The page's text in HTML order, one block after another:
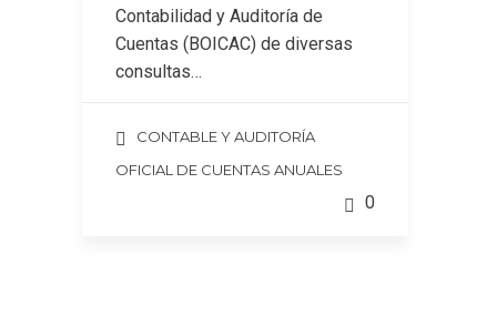
Contabilidad y Auditoría de
Cuentas (BOICAC) de diversas
consultas…
CONTABLE Y AUDITORÍA
OFICIAL DE CUENTAS ANUALES
0